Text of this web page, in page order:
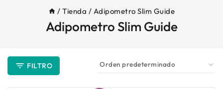
/ Tienda / Adipometro Slim Guide
Adipometro Slim Guide
FILTRO